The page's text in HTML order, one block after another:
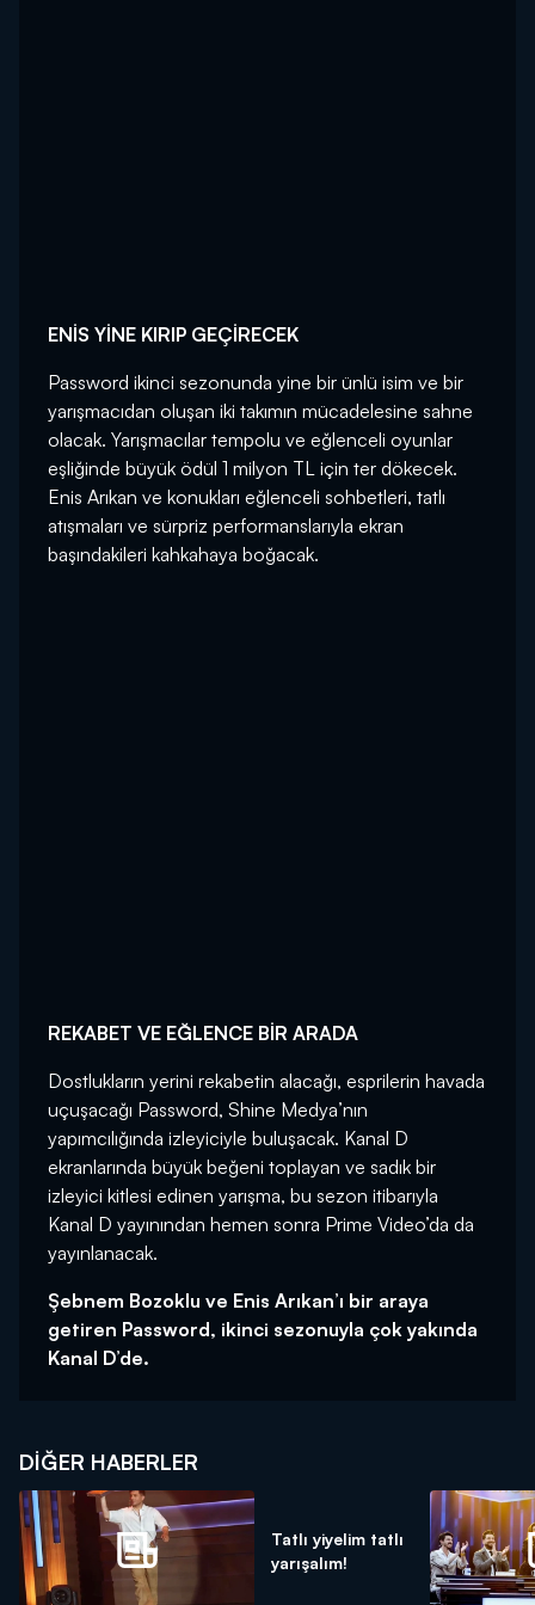
ENİS YİNE KIRIP GEÇİRECEK
Password ikinci sezonunda yine bir ünlü isim ve bir
yarışmacıdan oluşan iki takımın mücadelesine sahne
olacak. Yarışmacılar tempolu ve eğlenceli oyunlar
eşliğinde büyük ödül 1 milyon TL için ter dökecek.
Enis Arıkan ve konukları eğlenceli sohbetleri, tatlı
atışmaları ve sürpriz performanslarıyla ekran
başındakileri kahkahaya boğacak.
REKABET VE EĞLENCE BİR ARADA
Dostlukların yerini rekabetin alacağı, esprilerin havada
uçuşacağı Password, Shine Medya’nın
yapımcılığında izleyiciyle buluşacak. Kanal D
ekranlarında büyük beğeni toplayan ve sadık bir
izleyici kitlesi edinen yarışma, bu sezon itibarıyla
Kanal D yayınından hemen sonra Prime Video’da da
yayınlanacak.
Şebnem Bozoklu ve Enis Arıkan’ı bir araya
getiren Password, ikinci sezonuyla çok yakında
Kanal D’de.
DIĞER HABERLER
Tatlı yiyelim tatlı
yarışalım!